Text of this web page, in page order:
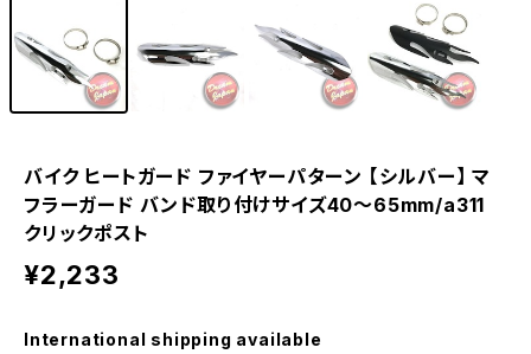
バイク ヒートガード ファイヤーパターン 【シルバー】 マ
フラーガード バンド取り付けサイズ40〜65mm/a311
クリックポスト
¥2,233
International shipping available